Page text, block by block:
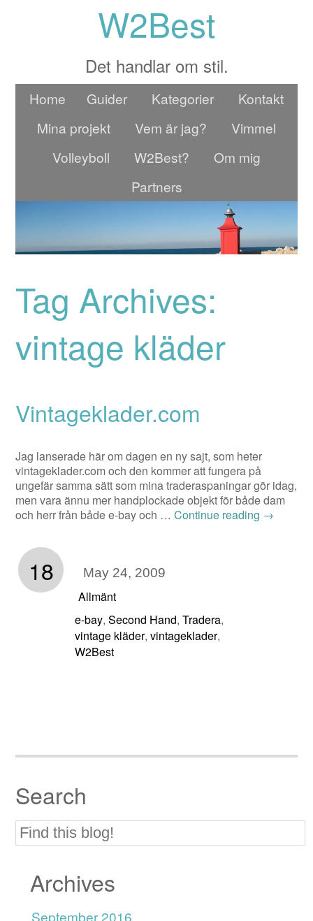
W2Best
Det handlar om stil.
Home Guider Kategorier
Kontakt
Mina projekt
Vem är jag?
Vimmel
Volleyboll
W2Best?
Om mig
Partners
Tag Archives:
vintage kläder
Vintageklader.com
Jag lanserade här om dagen en ny sajt, som heter
vintageklader.com och den kommer att fungera på
ungefär samma sätt som mina traderaspaningar gör idag,
men vara ännu mer handplockade objekt för både dam
och herr från både e-bay och …Continue reading →
18 May 24, 2009
Allmänt
e-bay,Second Hand,Tradera,
vintage kläder,vintageklader,
W2Best
Search
Archives
September 2016